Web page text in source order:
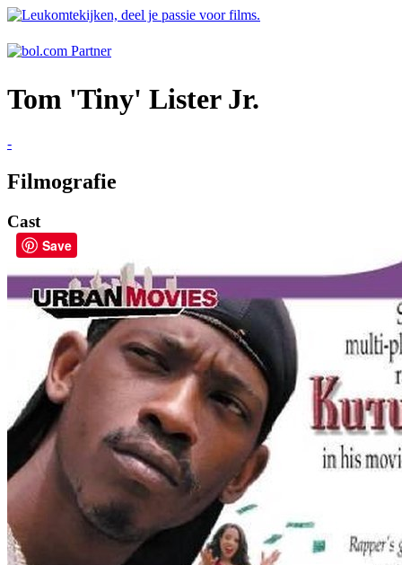
Tom 'Tiny' Lister Jr.
-
Filmografie
Cast
Save